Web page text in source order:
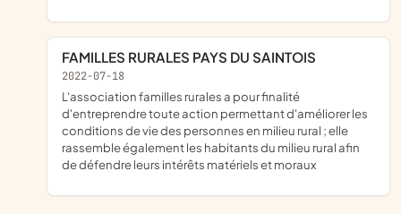
FAMILLES RURALES PAYS DU SAINTOIS
2022-07-18
l'association familles rurales a pour finalité
d'entreprendre toute action permettant d'améliorer les
conditions de vie des personnes en milieu rural ; elle
rassemble également les habitants du milieu rural afin
de défendre leurs intérêts matériels et moraux